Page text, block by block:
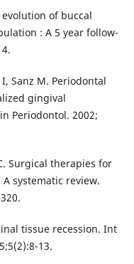
evolution of buccal
: A 5 year follow-
Sanz M. Periodontal
gingival
Periodontol. 2002;
Surgical therapies for
systematic review.
tissue recession. Int
13.